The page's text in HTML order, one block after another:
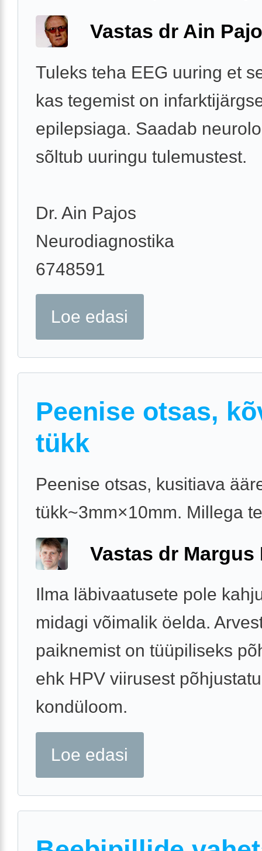
Vastas dr Ain
Tuleks teha EEG uuring et
kas tegemist on
epilepsiaga. Saadab
sõltub uuringu tulemustest.
Dr. Ain Pajos
Neurodiagnostika
6748591
Loe edasi
Peenise otsas,
tükk
Peenise otsas, kusitiava
tükk~3mm×10mm. Millega
Vastas dr Margus
Ilma läbivaatusete pole
midagi võimalik öelda.
paiknemist on tüüpiliseks
ehk HPV viirusest
kondüloom.
Loe edasi